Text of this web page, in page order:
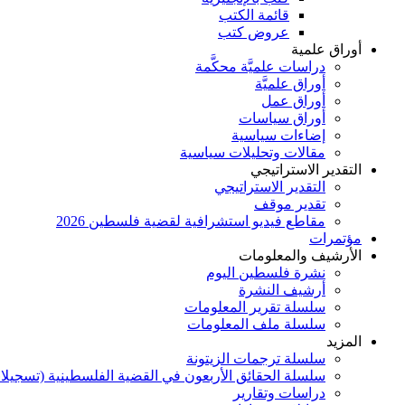
قائمة الكتب
عروض كتب
أوراق علمية
دراسات علميَّة محكَّمة
أوراق علميَّة
أوراق عمل
أوراق سياسات
إضاءات سياسية
مقالات وتحليلات سياسية
التقدير الاستراتيجي
التقدير الاستراتيجي
تقدير موقف
مقاطع فيديو استشرافية لقضية فلسطين 2026
مؤتمرات
الأرشيف والمعلومات
نشرة فلسطين اليوم
أرشيف النشرة
سلسلة تقرير المعلومات
سلسلة ملف المعلومات
المزيد
سلسلة ترجمات الزيتونة
سلسلة الحقائق الأربعون في القضية الفلسطينية
دراسات وتقارير